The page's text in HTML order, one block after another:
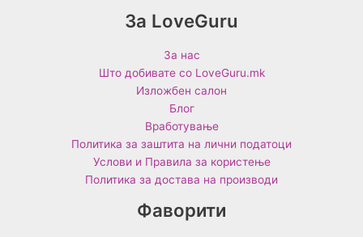
За LoveGuru
За нас
Што добивате со LoveGuru.mk
Изложбен салон
Блог
Вработување
Политика за заштита на лични податоци
Услови и Правила за користење
Политика за достава на производи
Фаворити